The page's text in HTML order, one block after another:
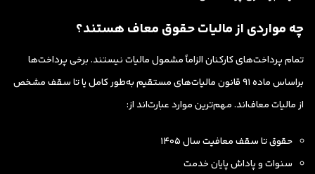
چه مواردی از مالیات حقوق معاف هستند؟
تمام پرداخت‌های کارکنان الزاماً مشمول مالیات نیستند. برخی پرداخت‌ها
براساس ماده ۹۱ قانون مالیات‌های مستقیم به‌طور کامل یا تا سقف مشخص
از مالیات معاف‌اند. مهم‌ترین موارد عبارت‌اند از:
حقوق تا سقف معافیت سال ۱۴۰۵
سنوات و پاداش پایان خدمت